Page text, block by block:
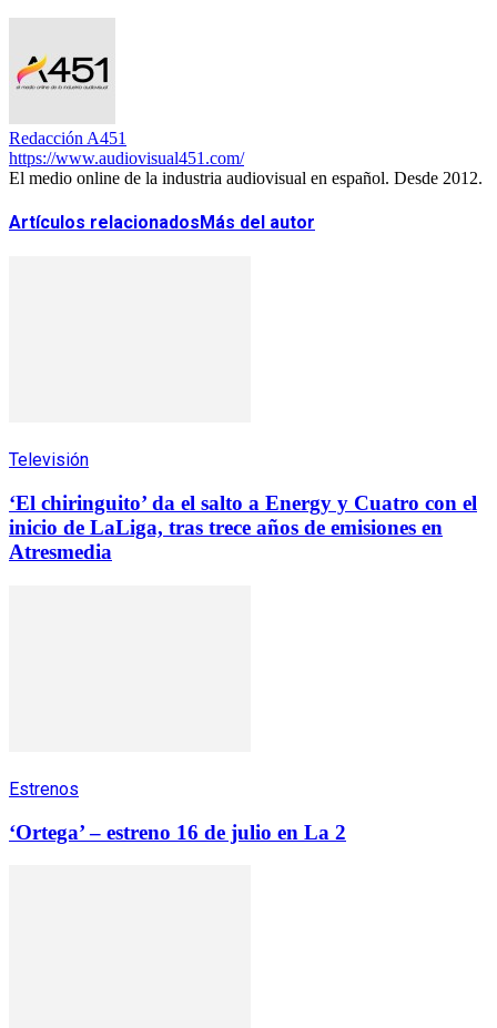
Redacción A451
https://www.audiovisual451.com/
El medio online de la industria audiovisual en español. Desde 2012.
Artículos relacionadosMás del autor
Televisión
‘El chiringuito’ da el salto a Energy y Cuatro con el
inicio de LaLiga, tras trece años de emisiones en
Atresmedia
Estrenos
‘Ortega’ – estreno 16 de julio en La 2